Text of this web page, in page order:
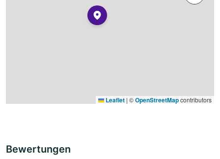
Leaflet | ©OpenStreetMapcontributors
Bewertungen